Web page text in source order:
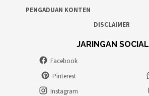
PENGADUAN KONTEN
DISCLAIMER
JARINGAN SOCIAL
Facebook
Pinterest
Instagram